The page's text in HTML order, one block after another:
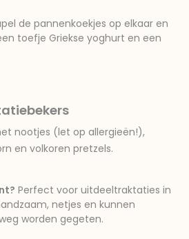
de pannenkoekjes op elkaar en
toefje Griekse yoghurt en een
nootjes (let op allergieën!),
en volkoren pretzels.
Perfect voor uitdeeltraktaties in
netjes en kunnen
worden gegeten.